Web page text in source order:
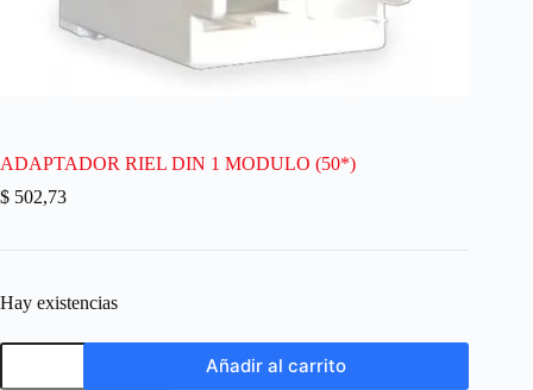
ADAPTADOR RIEL DIN 1 MODULO (50*)
$ 502,73
Hay existencias
Añadir al carrito